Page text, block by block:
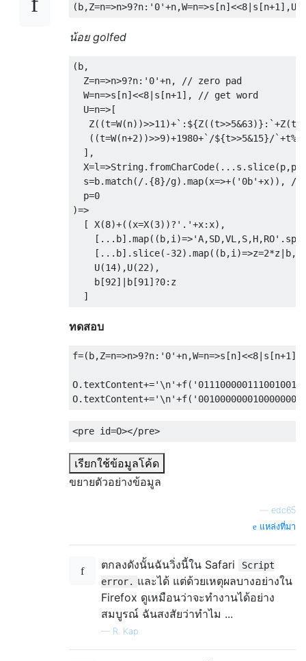
( b,Z=n=>n>9?n: '0'+n,W=n=>s [n]<<8 s [n+1 ],U
น้อย golfed
( b,
  Z
=n=>n>9?n: '0'+n,
// zero pad
  W
=n=>s [n]<<8 s [n+1 ],
// get word
  U
=n=>[
   Z
((t=W(n))>>11 )+`: ${Z((t>>5&63)}:`+Z(t
((t=W(n+2))>>9)+1980+`/${t>>5&15}/`+t%
],
  X
=l=>String. fromCharCode(... s . slice(p,p
  s
=b.match( /.{8}/g).map(x=>+( '0b'+x)),
//
  p
=0
)=>
[
X(8)+((x=X(3))? '.'+x: x),
[... b].map(( b,i )=>'A,SD,VL,S,H,RO' .
[... b]. slice(-32).map(( b,i )=>z=2*z b,
    U
(14),U(22),
    b
[92]| b [91 ]?0: z
]
ทดสอบ
f=( b,Z=n=>n>9?n: '0'+n,W=n=>s [n]<<8 s [n+1 ],
O.textContent+='\n'+f(
O.textContent+='\n'+f(
<pre id=O></pre>
เรียกใช้ข้อมูลโค้ด
ขยายตัวอย่างข้อมูล
edc65
แหล่งที่มา
ตกลงดังนั้นฉันวิ่งนี้ใน Safari
Script
error. และได้ แต่ด้วยเหตุผลบางอย่างใน
Firefox ดูเหมือนว่าจะทำงานได้อย่าง
สมบูรณ์ ฉันสงสัยว่าทำไม ...
— R. Kap